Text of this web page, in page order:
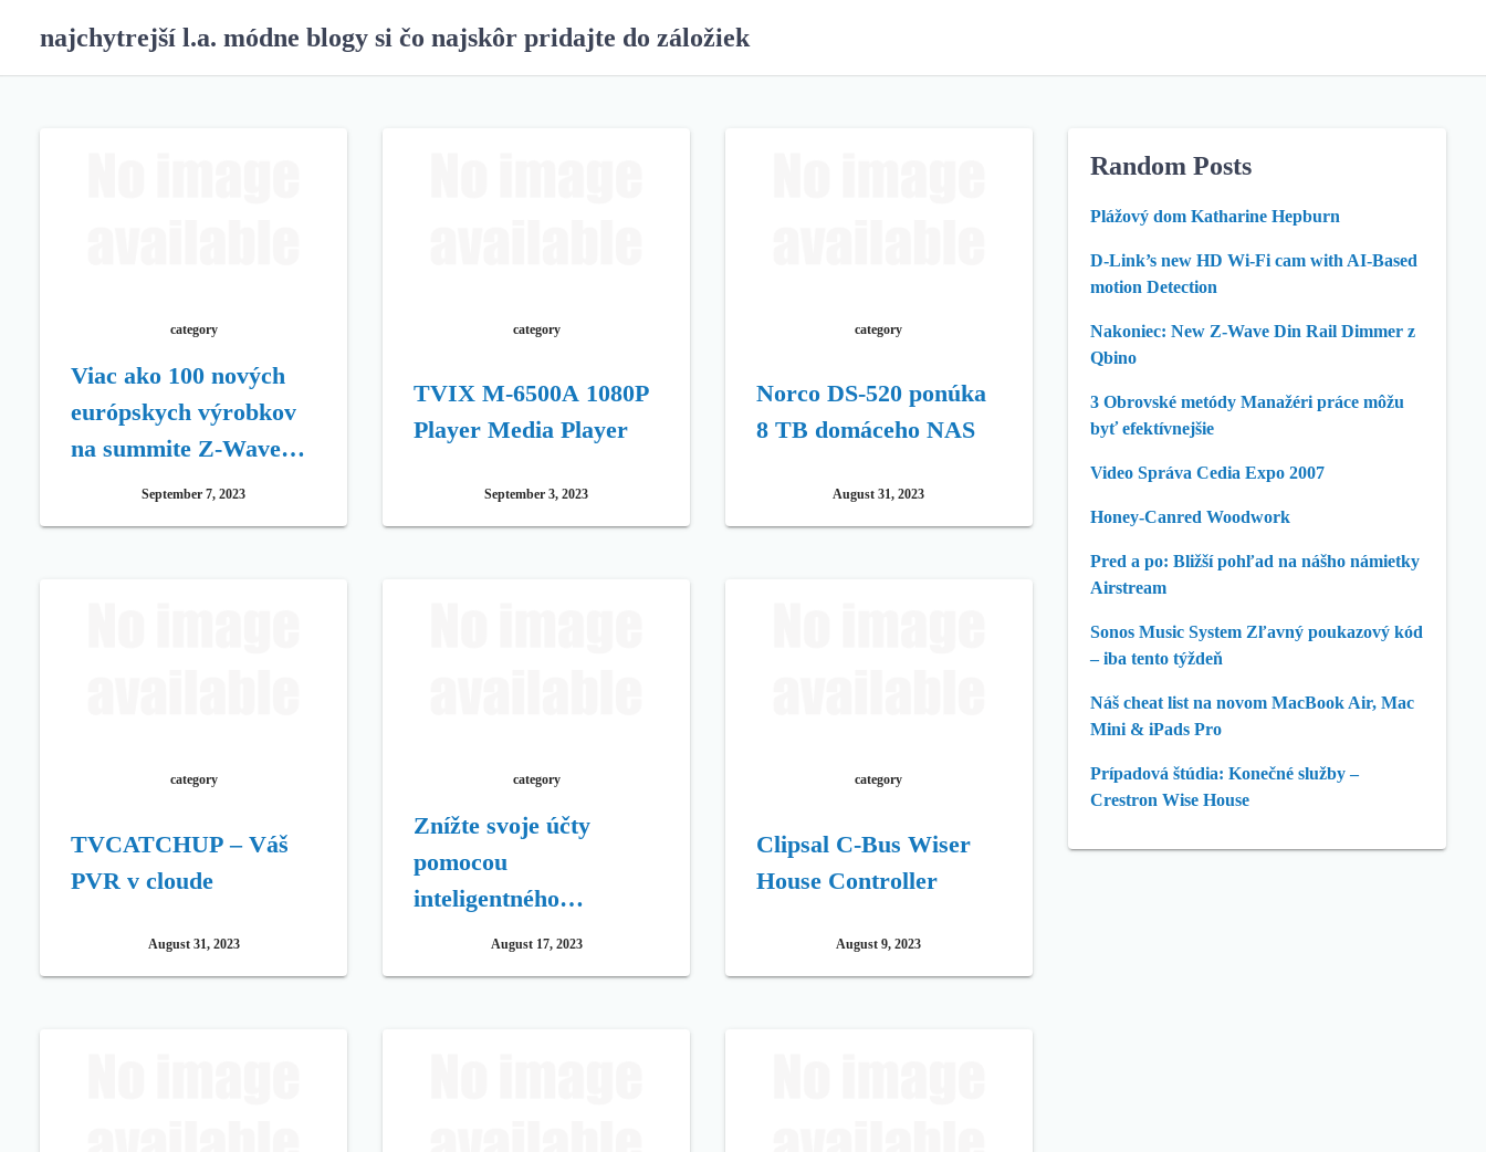
najchytrejší l.a. módne blogy si čo najskôr pridajte do záložiek
category
Viac ako 100 nových
európskych výrobkov
na summite Z-Wave
Alliance Summit
September 7, 2023
category
TVIX M-6500A 1080P
Player Media Player
September 3, 2023
category
Norco DS-520 ponúka
8 TB domáceho NAS
August 31, 2023
category
TVCATCHUP – Váš
PVR v cloude
August 31, 2023
category
Znížte svoje účty
pomocou
inteligentného
monitorovania
domácnosti
August 17, 2023
category
Clipsal C-Bus Wiser
House Controller
August 9, 2023
Random Posts
Plážový dom Katharine Hepburn
D-Link’s new HD Wi-Fi cam with AI-Based
motion Detection
Nakoniec: New Z-Wave Din Rail Dimmer z
Qbino
3 Obrovské metódy Manažéri práce môžu
byť efektívnejšie
Video Správa Cedia Expo 2007
Honey-Canred Woodwork
Pred a po: Bližší pohľad na nášho námietky
Airstream
Sonos Music System Zľavný poukazový kód
– iba tento týždeň
Náš cheat list na novom MacBook Air, Mac
Mini & iPads Pro
Prípadová štúdia: Konečné služby –
Crestron Wise House